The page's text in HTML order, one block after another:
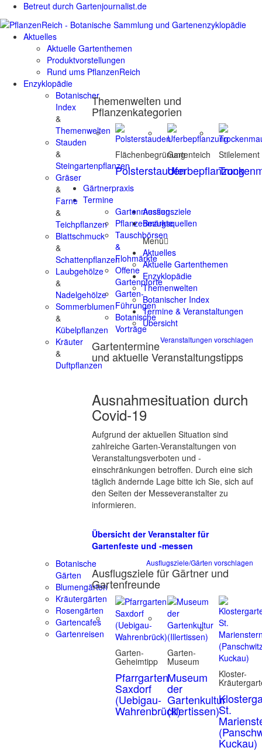
Betreut durch Gartenjournalist.de
Aktuelles
Aktuelle Gartenthemen
Produktvorstellungen
Rund ums PflanzenReich
Enzyklopädie
Botanischer
Index
&
Themenwelten
Stauden
&
Steingartenpflanzen
Gräser
&
Farne
&
Teichpflanzen
Blattschmuck
&
Schattenpflanzen
Laubgehölze
&
Nadelgehölze
Sommerblumen
&
Kübelpflanzen
Kräuter
&
Duftpflanzen
Themenwelten und
Pflanzenkategorien
Flächenbegrünung
Polsterstauden
Gartenteich
Uferbepflanzung
Stilelement
Gärtnerpraxis
Termine
Gartenmessen
Pflanzenmärkte
Tauschbörsen
&
Flohmärkte
Offene
Gartenpforte
Garten-
Führungen
Botanische
Vorträge
Veranstaltungen vorschlagen
Gartentermine
und aktuelle Veranstaltungstipps
Ausnahmesituation durch
Covid-19
Aufgrund der aktuellen Situation sind
zahlreiche Garten-Veranstaltungen von
Veranstaltungsverboten und -
einschränkungen betroffen. Durch eine sich
täglich ändernde Lage bitte ich Sie, sich auf
den Seiten der Messeveranstalter zu
informieren.
Übersicht der Veranstalter für
Gartenfeste und -messen
Ausflugsziele
Botanische
Gärten
Blumengärten
Kräutergärten
Rosengärten
Gartencafes
Gartenreisen
Ausflugsziele/Gärten vorschlagen
Ausflugsziele für Gärtner und
Gartenfreunde
Garten-
Geheimtipp
Pfarrgarten
Saxdorf
(Uebigau-
Wahrenbrück)
Garten-
Museum
Museum
der
Gartenkultur
(Illertissen)
Kloster-
St.
Kuckau)
Bezugsquellen
Menü
Aktuelles
Aktuelle Gartenthemen
Enzyklopädie
Themenwelten
Botanischer Index
Termine & Veranstaltungen
Übersicht